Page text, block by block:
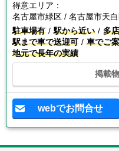
得意エリア：
名古屋市緑区 / 名古屋市天
駐車場有
駅から近い 多
駅まで車で送迎可
車でご
地元で長年の実績
掲載
webでお問合せ